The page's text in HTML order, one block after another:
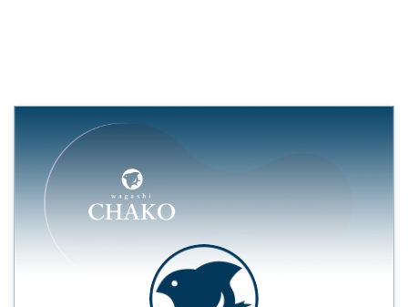
上の握り鮨、そして季節のお椀。
これが家中舎の仕掛ける贅沢な
「プロローグ（前菜）」です。
（季節に ...